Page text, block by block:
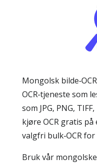
Mongolsk
OCR‑tjeneste som
som JPG, PNG,
kjøre OCR gratis
valgfri bulk‑OCR
Bruk vår